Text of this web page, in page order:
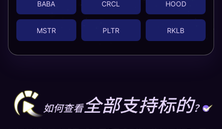
BABA CRCL HOOD
MSTR PLTR RKLB